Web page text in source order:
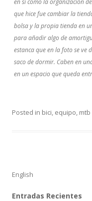
en sí como la organización
que hice fue cambiar la
bolsa y la propia tienda en
para añadir algo de
estanca que en la foto se ve
saco de dormir. Caben en
en un espacio que queda
Posted in bici, equipo, mtb
English
Entradas Recientes